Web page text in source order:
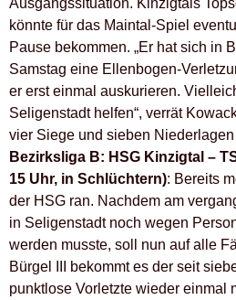
könnte für das Maintal-Spiel
Pause bekommen. „Er hat sich in
Samstag eine Ellenbogen-
er erst einmal auskurieren.
Seligenstadt helfen“, verrät
vier Siege und sieben
Bezirksliga B: HSG Kinzigtal –
15 Uhr, in Schlüchtern): Bereits
der HSG ran. Nachdem am
in Seligenstadt noch wegen
werden musste, soll nun auf alle
Bürgel III bekommt es der seit
punktlose Vorletzte wieder einmal